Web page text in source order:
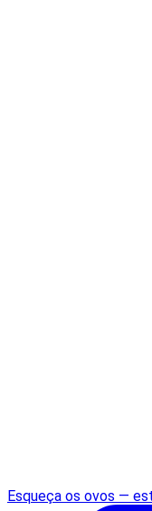
Esqueça os ovos —